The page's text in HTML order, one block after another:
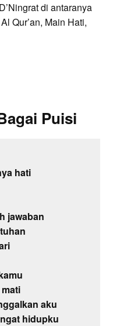
di antaranya
Qur’an, Main Hati,
Puisi
hati
jawaban
aku
hidupku